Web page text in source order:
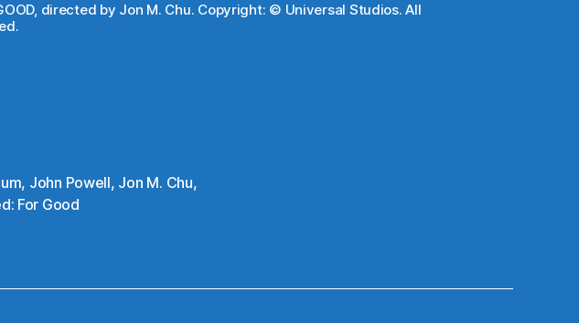
directed by Jon M. Chu. Copyright: © Universal Studios. All
, John Powell, Jon M. Chu,
For Good